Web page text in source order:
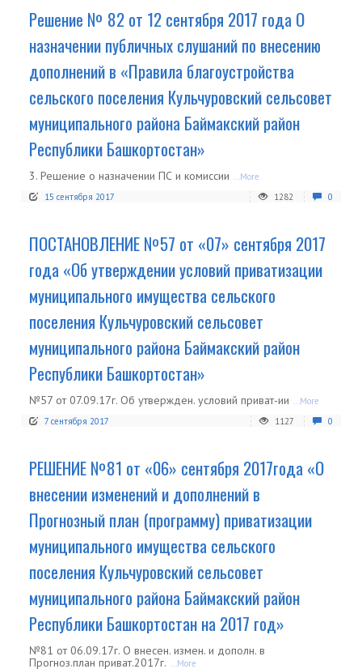
Решение № 82 от 12 сентября 2017 года О
назначении публичных слушаний по внесению
дополнений в «Правила благоустройства
сельского поселения Кульчуровский сельсовет
муниципального района Баймакский район
Республики Башкортостан»
3. Решение о назначении ПС и комиссии ...More
15 сентября 2017
1282 0
ПОСТАНОВЛЕНИЕ №57 от «07» сентября 2017
года «Об утверждении условий приватизации
муниципального имущества сельского
поселения Кульчуровский сельсовет
муниципального района Баймакский район
Республики Башкортостан»
№57 от 07.09.17г. Об утвержден. условий приват-ии ...More
7 сентября 2017
1127 0
РЕШЕНИЕ №81 от «06» сентября 2017года «О
внесении изменений и дополнений в
Прогнозный план (программу) приватизации
муниципального имущества сельского
поселения Кульчуровский сельсовет
муниципального района Баймакский район
Республики Башкортостан на 2017 год»
№81 от 06.09.17г. О внесен. измен. и дополн. в
Прогноз.план приват.2017г. ...More